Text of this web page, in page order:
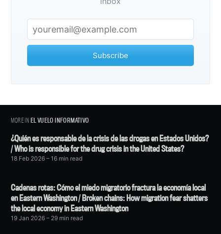
Subscribe
MORE INEL VUELO INFORMATIVO
¿Quién es responsable de la crisis de las drogas en Estados Unidos?
/ Who is responsible for the drug crisis in the United States?
18 Feb 2026 – 16 min read
Cadenas rotas: Cómo el miedo migratorio fractura la economía local
en Eastern Washington / Broken chains: How migration fear shatters
the local economy in Eastern Washington
19 Jan 2026 – 29 min read